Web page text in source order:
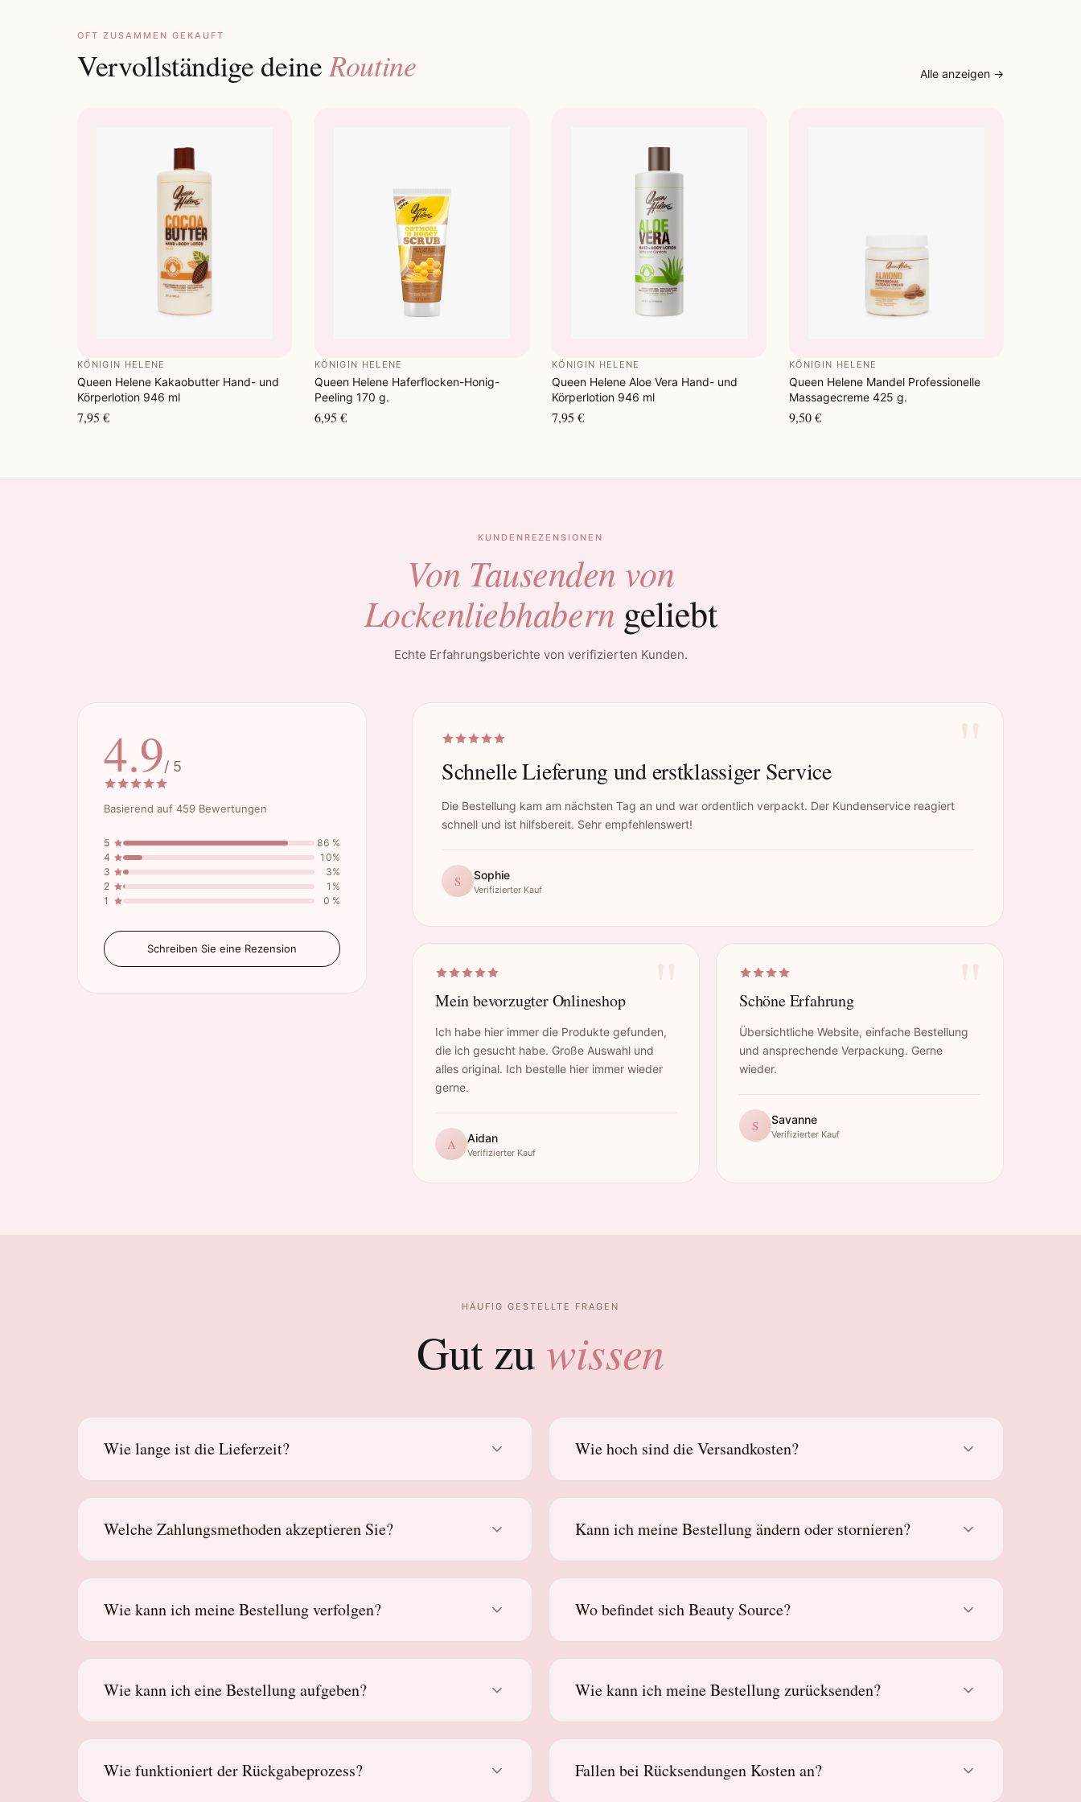
OFT ZUSAMMEN GEKAUFT
Vervollständige deineRoutine Alle anzeigen →
KÖNIGIN HELENE
Queen Helene Kakaobutter Hand- und
Körperlotion 946 ml
7,95 €
KÖNIGIN HELENE
Queen Helene Haferflocken-Honig-
Peeling 170 g.
6,95 €
KÖNIGIN HELENE
Queen Helene Aloe Vera Hand- und
Körperlotion 946 ml
7,95 €
KÖNIGIN HELENE
Queen Helene Mandel Professionelle
Massagecreme 425 g.
9,50 €
KUNDENREZENSIONEN
Von Tausenden von
Lockenliebhabern geliebt
Echte Erfahrungsberichte von verifizierten Kunden.
4.9/ 5
Basierend auf 459 Bewertungen
5
86 %
4
10%
3
3%
2
1%
1
0 %
Schreiben Sie eine Rezension
Schnelle Lieferung und erstklassiger Service
Die Bestellung kam am nächsten Tag an und war ordentlich verpackt. Der Kundenservice reagiert
schnell und ist hilfsbereit. Sehr empfehlenswert!
S Sophie
Verifizierter Kauf
Mein bevorzugter Onlineshop
Ich habe hier immer die Produkte gefunden,
die ich gesucht habe. Große Auswahl und
alles original. Ich bestelle hier immer wieder
gerne.
A Aidan
Verifizierter Kauf
Schöne Erfahrung
Übersichtliche Website, einfache Bestellung
und ansprechende Verpackung. Gerne
wieder.
S Savanne
Verifizierter Kauf
HÄUFIG GESTELLTE FRAGEN
Gut zu wissen
Wie lange ist die Lieferzeit? Wie hoch sind die Versandkosten?
Welche Zahlungsmethoden akzeptieren Sie? Kann ich meine Bestellung ändern oder stornieren?
Wie kann ich meine Bestellung verfolgen? Wo befindet sich Beauty Source?
Wie kann ich eine Bestellung aufgeben? Wie kann ich meine Bestellung zurücksenden?
Wie funktioniert der Rückgabeprozess? Fallen bei Rücksendungen Kosten an?